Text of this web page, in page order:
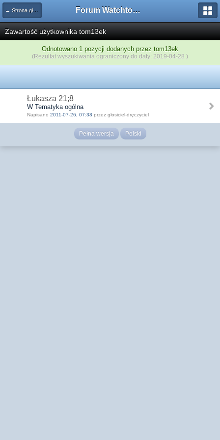
← Strona główna Forum Watchtower
Zawartość użytkownika tom13ek
Odnotowano 1 pozycji dodanych przez tom13ek
(Rezultat wyszukiwania ograniczony do daty: 2019-04-28 )
Łukasza 21;8
W Tematyka ogólna
Napisano 2011-07-26, 07:38 przez głosiciel-dręczyciel
Pełna wersja Polski